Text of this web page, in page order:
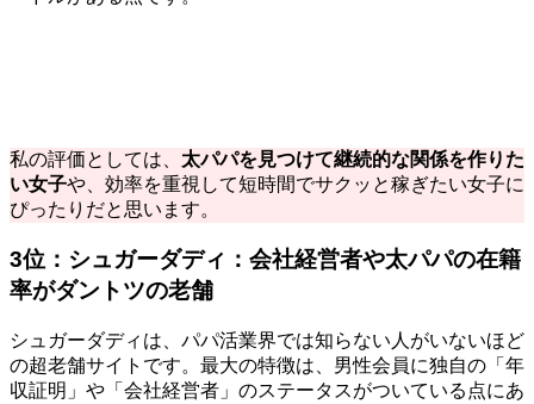
私の評価としては、 太パパを見つけて継続的な関係を作りた
い女子や、効率を重視して短時間でサクッと稼ぎたい女子に
ぴったりだと思います。
3位：シュガーダディ：会社経営者や太パパの在籍
率がダントツの老舗
シュガーダディは、パパ活業界では知らない人がいないほど
の超老舗サイトです。最大の特徴は、男性会員に独自の「年
収証明」や「会社経営者」のステータスがついている点にあ